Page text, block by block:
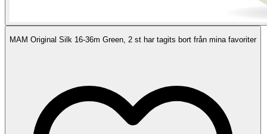
MAM Original Silk 16-36m Green, 2 st har tagits bort från mina favoriter